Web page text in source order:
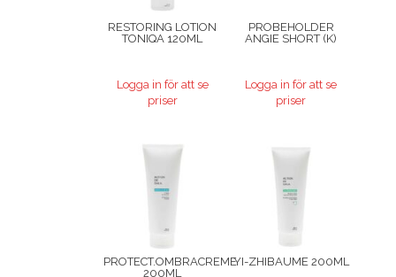
RESTORING LOTION
TONIQA 120ML
Logga in för att se
priser
PROBEHOLDER
ANGIE SHORT (K)
Logga in för att se
priser
PROTECT.OMBRACREME
200ML
YI-ZHIBAUME 200ML